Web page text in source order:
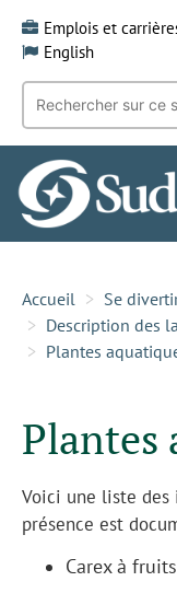
content
Emplois et
English
Recherche
mot-
clé:
Accueil Se
Description des
Plantes
Plantes
Voici une liste des
présence est
Carex à